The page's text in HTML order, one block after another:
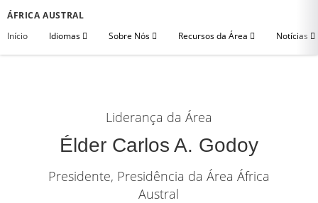
ÁFRICA AUSTRAL
Início
Idiomas Sobre Nós Recursos da Área Notícias
Liderança da Área
Élder Carlos A. Godoy
Presidente, Presidência da Área África
Austral